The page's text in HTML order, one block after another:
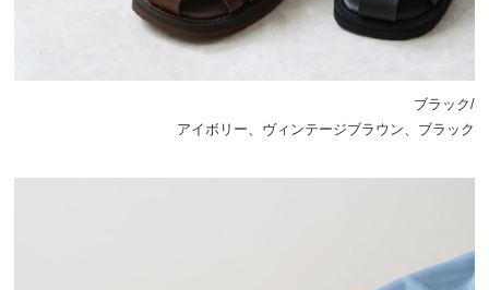
ブラック/
アイボリー、ヴィンテージブラウン、ブラック